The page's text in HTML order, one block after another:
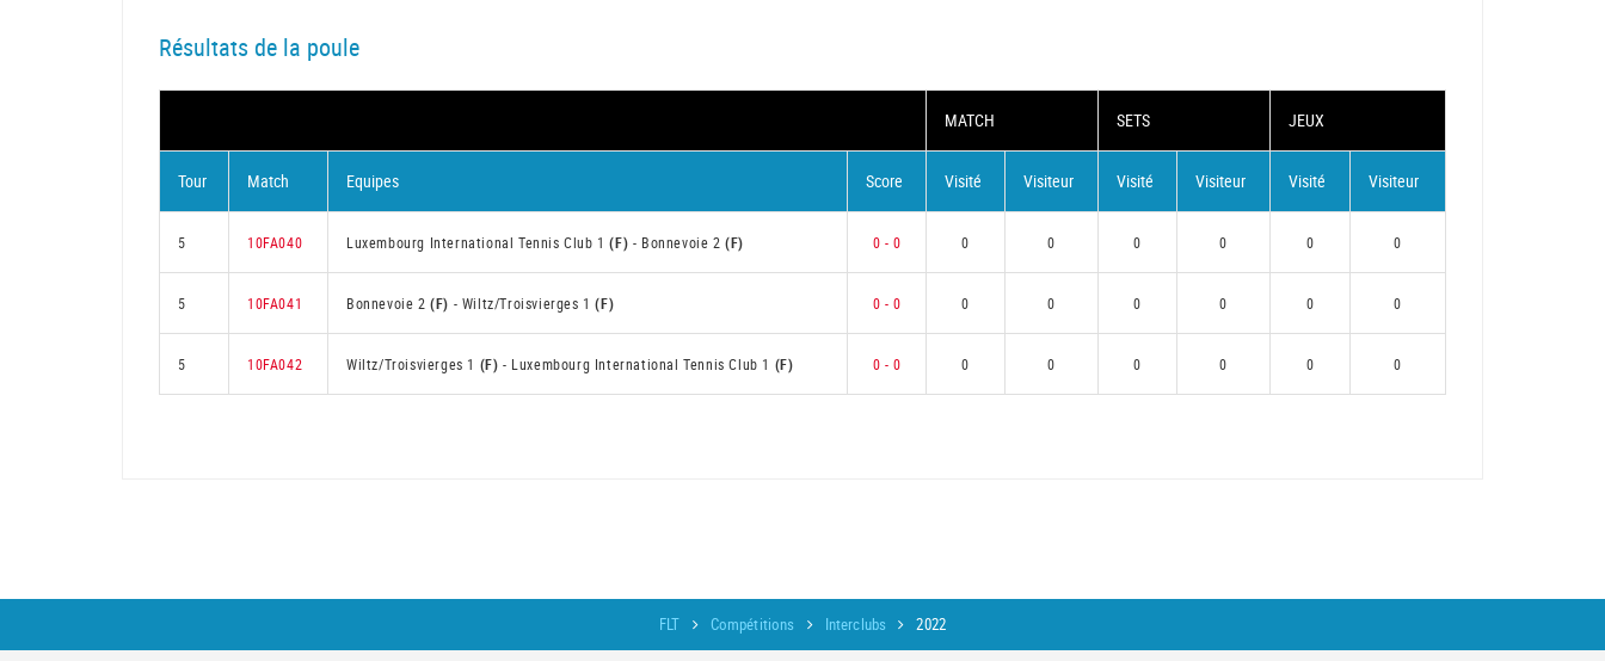
Résultats de la poule
MATCH SETS JEUX
Tour Match Equipes Score Visité Visiteur Visité Visiteur Visité Visiteur
5 10FA040 Luxembourg International Tennis Club 1(F) - Bonnevoie 2(F) 0 - 0 0 0 0 0 0 0
5 10FA041 Bonnevoie 2(F) - Wiltz/Troisvierges 1(F) 0 - 0 0 0 0 0 0 0
5 10FA042 Wiltz/Troisvierges 1 (F) - Luxembourg International Tennis Club 1 (F) 0 - 0 0 0 0 0 0 0
FLT Compétitions Interclubs 2022